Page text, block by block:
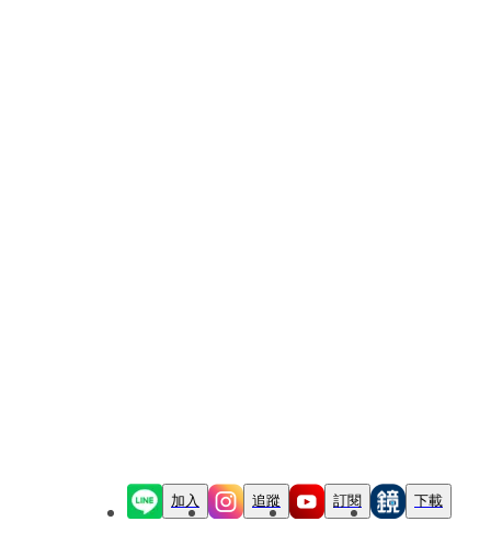
加入 追蹤 訂閱 下載